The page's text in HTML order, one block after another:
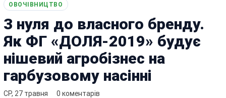
ОВОЧІВНИЦТВО
З нуля до власного бренду.
Як ФГ «ДОЛЯ-2019» будує
нішевий агробізнес на
гарбузовому насінні
СР, 27 травня 0 коментарів